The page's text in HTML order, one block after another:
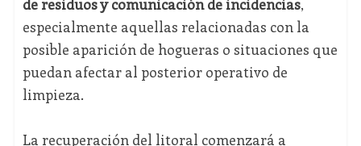
de residuos y comunicación de incidencias,
especialmente aquellas relacionadas con la
posible aparición de hogueras o situaciones que
puedan afectar al posterior operativo de
limpieza.
La recuperación del litoral comenzará a